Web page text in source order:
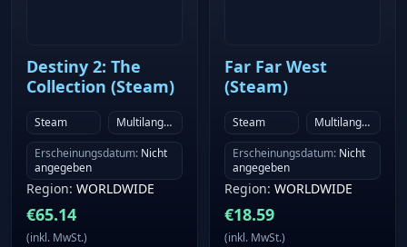
Destiny 2: The
Collection (Steam)
Steam
Multilanguage
Erscheinungsdatum: Nicht
angegeben
Region: WORLDWIDE
€65.14
(inkl. MwSt.)
Far Far West
(Steam)
Steam
Multilanguage
Erscheinungsdatum: Nicht
angegeben
Region: WORLDWIDE
€18.59
(inkl. MwSt.)